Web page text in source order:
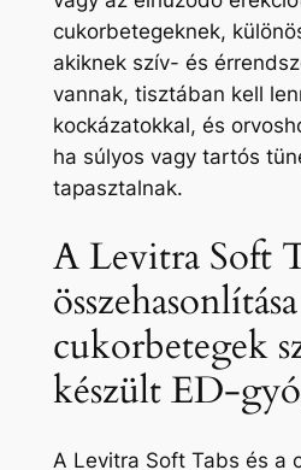
cukorbetegeknek,
akiknek szív- és
vannak, tisztában kell
kockázatokkal, és
ha súlyos vagy tartós
tapasztalnak.
A Levitra Soft
cukorbetegek
készült ED-
A Levitra Soft Tabs és a